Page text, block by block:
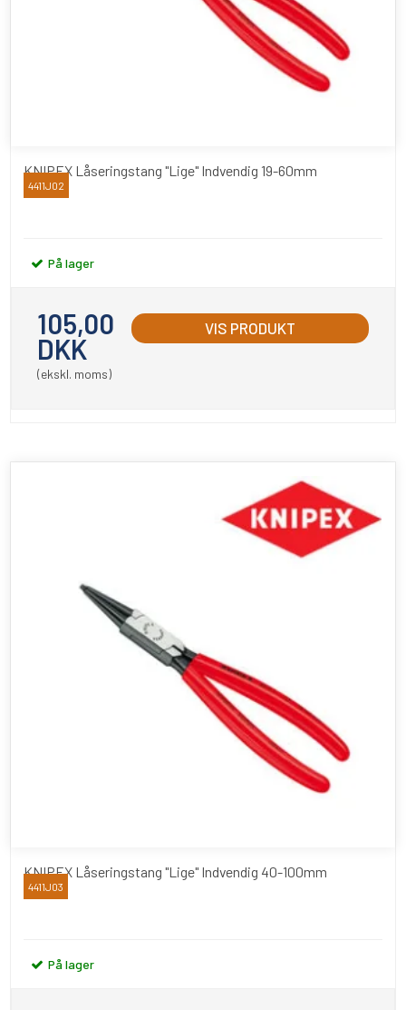
KNIPEX Låseringstang "Lige" Indvendig 19-60mm
Knipex
4411J02
På lager
105,00
DKK
(ekskl. moms)
VIS PRODUKT
KNIPEX Låseringstang "Lige" Indvendig 40-100mm
Knipex
4411J03
På lager